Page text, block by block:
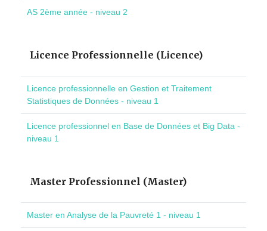
AS 2ème année - niveau 2
Licence Professionnelle (Licence)
Licence professionnelle en Gestion et Traitement
Statistiques de Données - niveau 1
Licence professionnel en Base de Données et Big Data -
niveau 1
Master Professionnel (Master)
Master en Analyse de la Pauvreté 1 - niveau 1